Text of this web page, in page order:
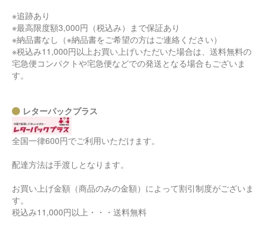
※追跡あり
※最高限度額3,000円（税込み）まで保証あり
※納品書なし（※納品書をご希望の方はご連絡ください）
※税込み11,000円以上お買い上げいただいた場合は、送料無料の
宅急便コンパクトや宅急便などでの発送となる場合もございま
す。
レターパックプラス
全国一律600円でご利用いただけます。
配達方法は手渡しとなります。
お買い上げ金額（商品のみの金額）によって割引制度がございま
す。
税込み11,000円以上・・・送料無料